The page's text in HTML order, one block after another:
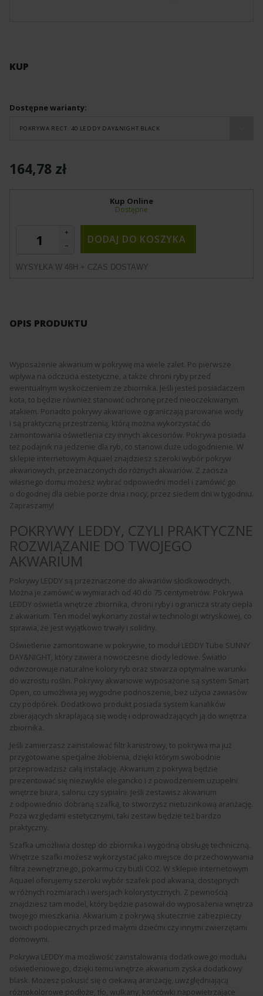
KUP
Dostępne warianty:
POKRYWA RECT. 40 LEDDY DAY&NIGHT BLACK
164,78 zł
Kup Online
Dostępne
DODAJ DO KOSZYKA
WYSYŁKA W 48H + CZAS DOSTAWY
OPIS PRODUKTU
Wyposażenie akwarium w pokrywę ma wiele zalet. Po pierwsze
wpływa na odczucia estetyczne, a także chroni ryby przed
ewentualnym wyskoczeniem ze zbiornika. Jeśli jesteś posiadaczem
kota, to będzie również stanowić ochronę przed nieoczekiwanym
atakiem. Ponadto pokrywy akwariowe ograniczają parowanie wody
i są praktyczną przestrzenią, którą można wykorzystać do
zamontowania oświetlenia czy innych akcesoriów. Pokrywa posiada
też podajnik na jedzenie dla ryb, co stanowi duże udogodnienie. W
sklepie internetowym Aquael znajdziesz szeroki wybór pokryw
akwariowych, przeznaczonych do różnych akwariów. Z zacisza
własnego domu możesz wybrać odpowiedni model i zamówić go
o dogodnej dla ciebie porze dnia i nocy, przez siedem dni w tygodniu.
Zapraszamy!
POKRYWY LEDDY, CZYLI PRAKTYCZNE
ROZWIĄZANIE DO TWOJEGO
AKWARIUM
Pokrywy LEDDY są przeznaczone do akwariów słodkowodnych.
Można je zamówić w wymiarach od 40 do 75 centymetrów. Pokrywa
LEDDY oświetla wnętrze zbiornika, chroni ryby i ogranicza straty ciepła
z akwarium. Ten model wykonany został w technologii wtryskowej, co
sprawia, że jest wyjątkowo trwały i solidny.
Oświetlenie zamontowane w pokrywie, to moduł LEDDY Tube SUNNY
DAY&NIGHT, który zawiera nowoczesne diody ledowe. Światło
odwzorowuje naturalne kolory ryb oraz stwarza optymalne warunki
do wzrostu roślin. Pokrywy akwariowe wyposażone są system Smart
Open, co umożliwia jej wygodne podnoszenie, bez użycia zawiasów
czy podpórek. Dodatkowo produkt posiada system kanalików
zbierających skraplającą się wodę i odprowadzających ją do wnętrza
zbiornika.
Jeśli zamierzasz zainstalować filtr kanistrowy, to pokrywa ma już
przygotowane specjalne żłobienia, dzięki którym swobodnie
przeprowadzisz całą instalację. Akwarium z pokrywą będzie
prezentować się niezwykle elegancko i z powodzeniem uzupełni
wnętrze biura, salonu czy sypialni. Jeśli zestawisz akwarium
z odpowiednio dobraną szafką, to stworzysz nietuzinkową aranżację.
Poza względami estetycznymi, taki zestaw będzie też bardzo
praktyczny.
Szafka umożliwia dostęp do zbiornika i wygodną obsługę techniczną.
Wnętrze szafki możesz wykorzystać jako miejsce do przechowywania
filtra zewnętrznego, pokarmu czy butli CO2. W sklepie internetowym
Aquael oferujemy szeroki wybór szafek pod akwaria, dostępnych
w różnych rozmiarach i wersjach kolorystycznych. Z pewnością
znajdziesz tam model, który będzie pasował do wyposażenia wnętrza
twojego mieszkania. Akwarium z pokrywą skutecznie zabezpieczy
twoich podopiecznych przed małymi dziećmi czy innymi zwierzętami
domowymi.
Pokrywa LEDDY ma możliwość zainstalowania dodatkowego modułu
oświetleniowego, dzięki temu wnętrze akwarium zyska dodatkowy
blask. Możesz pokusić się o ciekawą aranżację, uwzględniającą
różnokolorowe podłoże, tło, wulkany, końcówki napowietrzające